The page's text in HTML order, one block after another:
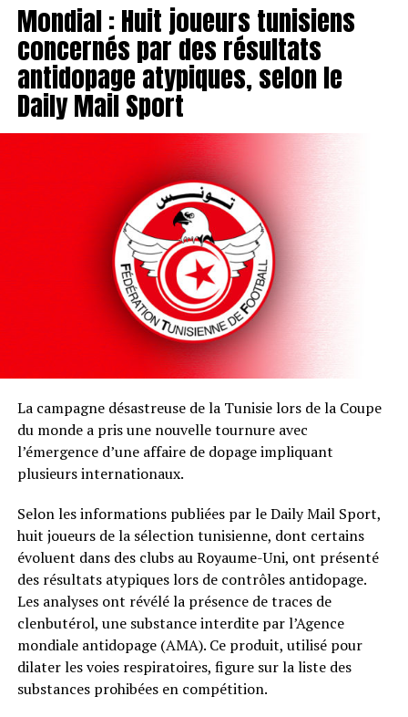
Mondial : Huit joueurs tunisiens
concernés par des résultats
antidopage atypiques, selon le
Daily Mail Sport
La campagne désastreuse de la Tunisie lors de la Coupe
du monde a pris une nouvelle tournure avec
l’émergence d’une affaire de dopage impliquant
plusieurs internationaux.
Selon les informations publiées par le Daily Mail Sport,
huit joueurs de la sélection tunisienne, dont certains
évoluent dans des clubs au Royaume-Uni, ont présenté
des résultats atypiques lors de contrôles antidopage.
Les analyses ont révélé la présence de traces de
clenbutérol, une substance interdite par l’Agence
mondiale antidopage (AMA). Ce produit, utilisé pour
dilater les voies respiratoires, figure sur la liste des
substances prohibées en compétition.